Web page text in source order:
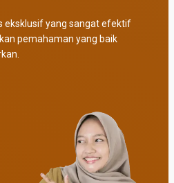
eksklusif yang sangat efektif
pemahaman yang baik